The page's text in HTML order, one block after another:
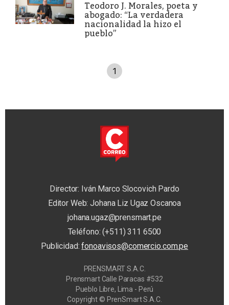
Teodoro J. Morales, poeta y
abogado: “La verdadera
nacionalidad la hizo el
pueblo”
1
Director: Iván Marco Slocovich Pardo
Editor Web: Johana Liz Ugaz Oscanoa
johana.ugaz@prensmart.pe
Teléfono: (+511) 311 6500
Publicidad:fonoavisos@comercio.com.pe
PRENSMART S.A.C.
Prensmart Calle Paracas #532
Pueblo Libre, Lima - Perú
Copyright © PrenSmart S.A.C.